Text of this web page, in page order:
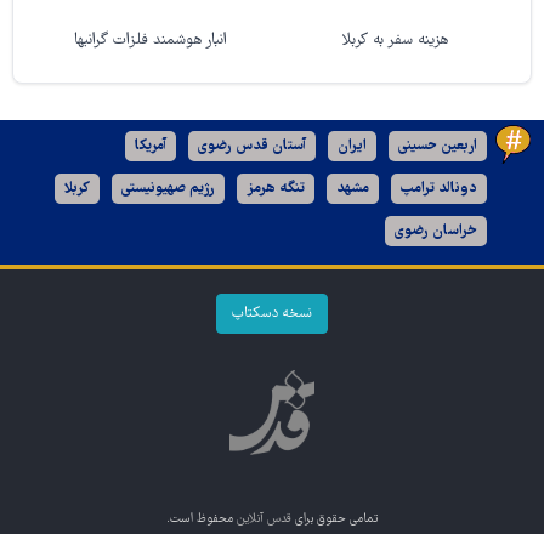
هزینه سفر به کربلا انبار هوشمند فلزات گرانبها
اربعین حسینی ایران آستان قدس رضوی آمریکا
دونالد ترامپ مشهد تنگه هرمز رژیم صهیونیستی کربلا
خراسان رضوی
نسخه دسکتاپ
تمامی حقوق برای قدس آنلاین محفوظ است.